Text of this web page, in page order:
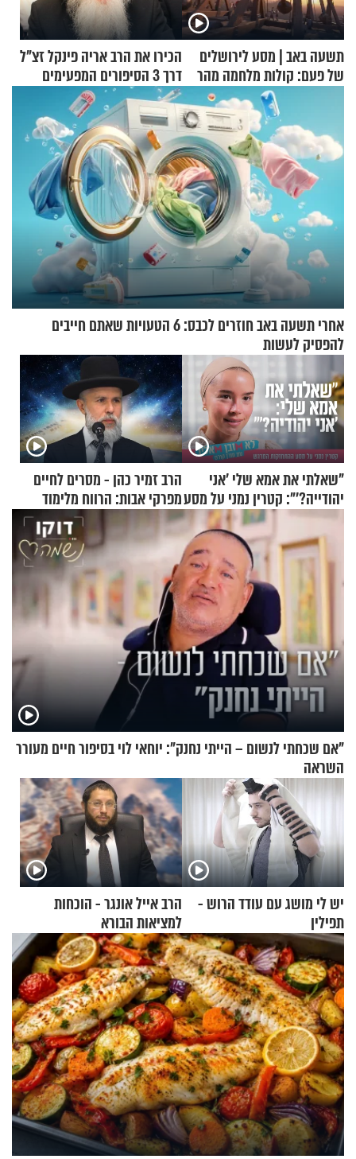
תשעה באב | מסע לירושלים
של פעם: קולות מלחמה מהר
הכירו את הרב אריה פינקל זצ"ל
דרך 3 הסיפורים המפעימים
האלה
אחרי תשעה באב חוזרים לכבס: 6 הטעויות שאתם חייבים
להפסיק לעשות
"שאלתי את אמא שלי 'אני
יהודייה?'": קטרין נמני על מסע
ההתחזקות המרגש
הרב זמיר כהן - מסרים לחיים
מפרקי אבות: הרווח מלימוד
התורה
"אם שכחתי לנשום – הייתי נחנק": יוחאי לוי בסיפור חיים מעורר
השראה
יש לי מושג עם עודד הרוש -
תפילין
הרב אייל אונגר - הוכחות
למציאות הבורא